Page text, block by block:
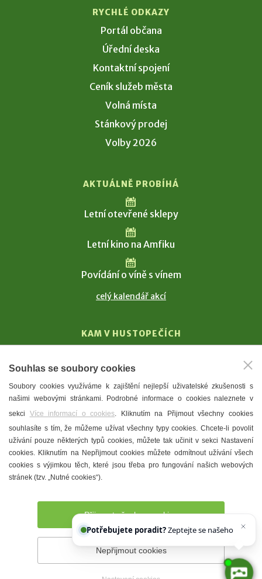
RYCHLÉ ODKAZY
Portál občana
Úřední deska
Kontaktní spojení
Ceník služeb města
Volná místa
Stánkový prodej
Volby 2026
AKTUÁLNĚ PROBÍHÁ
Letní otevřené sklepy
Letní kino na Amfiku
Povídání o víně s vínem
celý kalendář akcí
KAM V HUSTOPEČÍCH
T. G. Masaryk
Mandloně
Ubytování
Restaurace
Městské muzeum a galerie
Denní meníčka
Prohlášení o přístupnosti Správce webu
Souhlas se soubory cookies
Soubory cookies využíváme k zajištění nejlepší uživatelské zkušenosti s
našimi webovými stránkami. Podrobné informace o cookies naleznete v
sekci Více informací o cookies. Kliknutím na Přijmout všechny cookies
souhlasíte s tím, že můžeme užívat všechny typy cookies. Chcete-li povolit
užívání pouze některých typů cookies, můžete tak učinit v sekci Nastavení
cookies. Kliknutím na Nepřijmout cookies můžete odmítnout užívání všech
cookies s výjimkou těch, které jsou třeba pro fungování našich webových
stránek (tzv. „Nutné cookies“).
Přijmout všechny cookies
Nepřijmout cookies
Potřebujete poradit?